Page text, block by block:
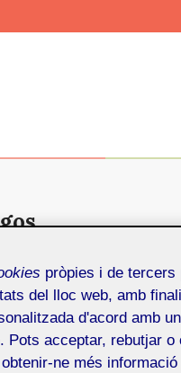
en la UOC: dos
Interacción Digital y
pròpies i de
del lloc web, amb
d'acord amb
Pots acceptar, rebutjar
ne més